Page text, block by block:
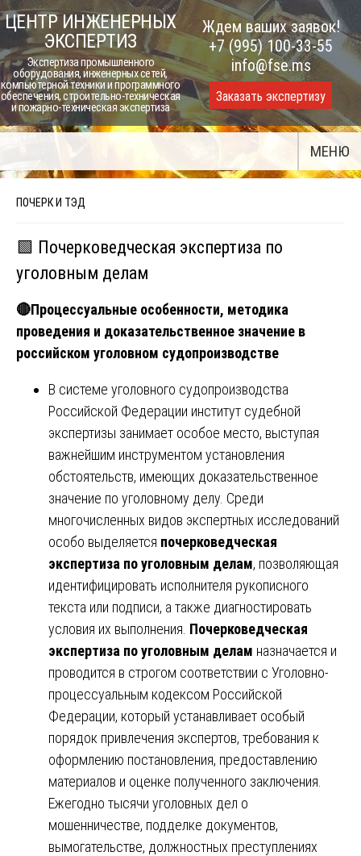
Skip
to
content
ЦЕНТР ИНЖЕНЕРНЫХ
ЭКСПЕРТИЗ
Экспертиза промышленного
оборудования, инженерных сетей,
компьютерной техники и программного
обеспечения, строительно-техническая
и пожарно-техническая экспертиза
Ждем ваших заявок!
+7 (995) 100-33-55
info@fse.ms
Заказать экспертизу
МЕНЮ
ПОЧЕРК И ТЭД
🟩 Почерковедческая экспертиза по
уголовным делам
🔴Процессуальные особенности, методика
проведения и доказательственное значение в
российском уголовном судопроизводстве
В системе уголовного судопроизводства
Российской Федерации институт судебной
экспертизы занимает особое место, выступая
важнейшим инструментом установления
обстоятельств, имеющих доказательственное
значение по уголовному делу. Среди
многочисленных видов экспертных исследований
особо выделяется почерковедческая
экспертиза по уголовным делам, позволяющая
идентифицировать исполнителя рукописного
текста или подписи, а также диагностировать
условия их выполнения. Почерковедческая
экспертиза по уголовным делам назначается и
проводится в строгом соответствии с Уголовно-
процессуальным кодексом Российской
Федерации, который устанавливает особый
порядок привлечения экспертов, требования к
оформлению постановления, предоставлению
материалов и оценке полученного заключения.
Ежегодно тысячи уголовных дел о
мошенничестве, подделке документов,
вымогательстве, должностных преступлениях